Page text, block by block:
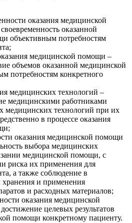
оказания медицинской
оказанной
объективным потребностям
медицинской помощи –
объемов оказанной медицинской
потребностям конкретного
медицинских технологий –
медицинскими работниками
медицинских технологий при их
в процессе оказания
оказания медицинской помощи
выбора медицинских
медицинской помощи, с
риска их применения для
а также соблюдение в
и применения
и расходных материалов;
оказания медицинской
целевых результатов
помощи конкретному пациенту.